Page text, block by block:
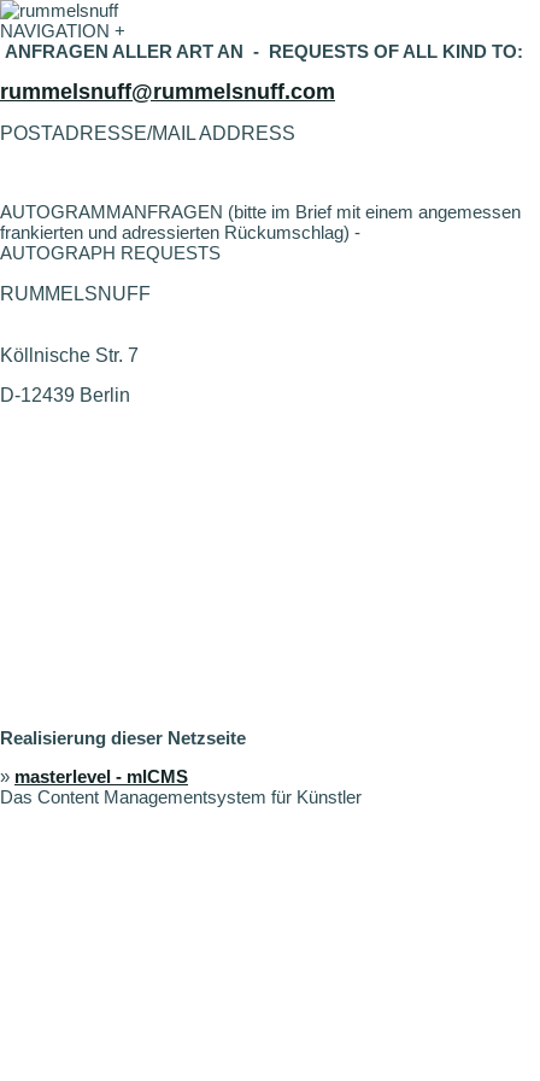
NAVIGATION +
ANFRAGEN ALLER ART AN - REQUESTS OF ALL KIND TO:
rummelsnuff@rummelsnuff.com
POSTADRESSE/MAIL ADDRESS
AUTOGRAMMANFRAGEN (bitte im Brief mit einem angemessen
frankierten und adressierten Rückumschlag) -
AUTOGRAPH REQUESTS
RUMMELSNUFF
Köllnische Str. 7
D-12439 Berlin
Realisierung dieser Netzseite
» masterlevel - mlCMS
Das Content Managementsystem für Künstler